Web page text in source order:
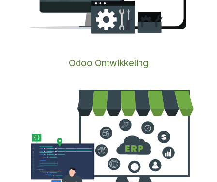
Odoo Ontwikkeling